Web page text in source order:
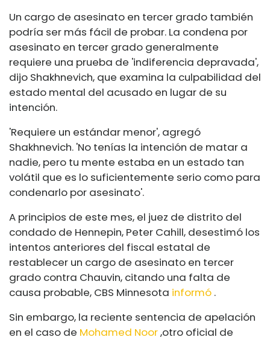
Un cargo de asesinato en tercer grado también
podría ser más fácil de probar. La condena por
asesinato en tercer grado generalmente
requiere una prueba de 'indiferencia depravada',
dijo Shakhnevich, que examina la culpabilidad del
estado mental del acusado en lugar de su
intención.
'Requiere un estándar menor', agregó
Shakhnevich. 'No tenías la intención de matar a
nadie, pero tu mente estaba en un estado tan
volátil que es lo suficientemente serio como para
condenarlo por asesinato'.
A principios de este mes, el juez de distrito del
condado de Hennepin, Peter Cahill, desestimó los
intentos anteriores del fiscal estatal de
restablecer un cargo de asesinato en tercer
grado contra Chauvin, citando una falta de
causa probable, CBS Minnesota informó .
Sin embargo, la reciente sentencia de apelación
en el caso de Mohamed Noor,otro oficial de